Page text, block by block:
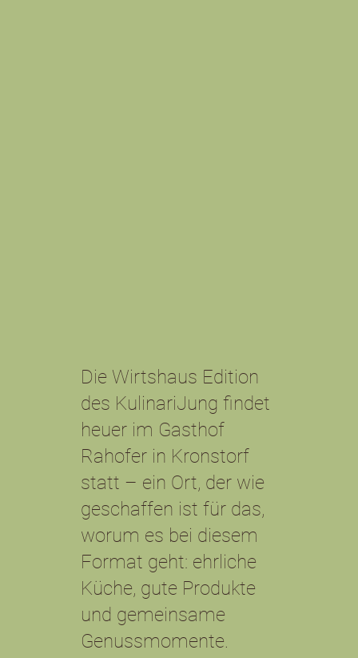
Die Wirtshaus Edition
des KulinariJung findet
heuer im Gasthof
Rahofer in Kronstorf
statt – ein Ort, der wie
geschaffen ist für das,
worum es bei diesem
Format geht: ehrliche
Küche, gute Produkte
und gemeinsame
Genussmomente.